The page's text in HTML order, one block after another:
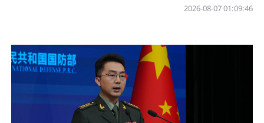
01:09:46 2026-08-07